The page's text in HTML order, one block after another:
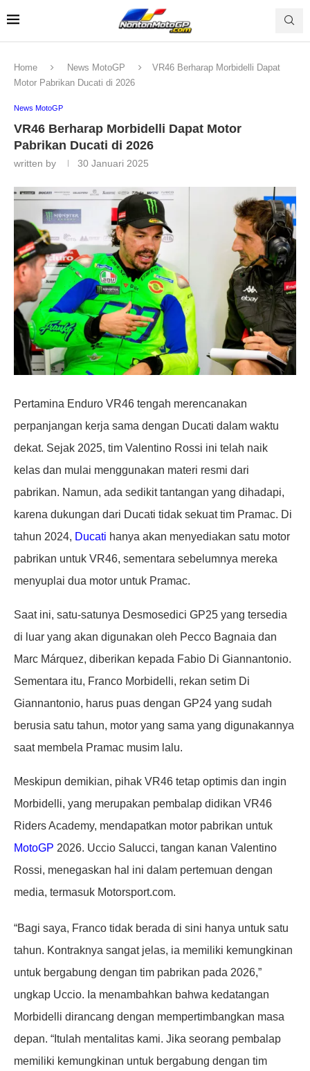
Home News MotoGP
VR46 Berharap Morbidelli Dapat
Motor Pabrikan Ducati di 2026
News MotoGP
VR46 Berharap Morbidelli Dapat Motor
Pabrikan Ducati di 2026
written by 30 Januari 2025
Pertamina Enduro VR46 tengah merencanakan
perpanjangan kerja sama dengan Ducati dalam waktu
dekat. Sejak 2025, tim Valentino Rossi ini telah naik
kelas dan mulai menggunakan materi resmi dari
pabrikan. Namun, ada sedikit tantangan yang dihadapi,
karena dukungan dari Ducati tidak sekuat tim Pramac. Di
tahun 2024, Ducati hanya akan menyediakan satu motor
pabrikan untuk VR46, sementara sebelumnya mereka
menyuplai dua motor untuk Pramac.
Saat ini, satu-satunya Desmosedici GP25 yang tersedia
di luar yang akan digunakan oleh Pecco Bagnaia dan
Marc Márquez, diberikan kepada Fabio Di Giannantonio.
Sementara itu, Franco Morbidelli, rekan setim Di
Giannantonio, harus puas dengan GP24 yang sudah
berusia satu tahun, motor yang sama yang digunakannya
saat membela Pramac musim lalu.
Meskipun demikian, pihak VR46 tetap optimis dan ingin
Morbidelli, yang merupakan pembalap didikan VR46
Riders Academy, mendapatkan motor pabrikan untuk
MotoGP 2026. Uccio Salucci, tangan kanan Valentino
Rossi, menegaskan hal ini dalam pertemuan dengan
media, termasuk Motorsport.com.
“Bagi saya, Franco tidak berada di sini hanya untuk satu
tahun. Kontraknya sangat jelas, ia memiliki kemungkinan
untuk bergabung dengan tim pabrikan pada 2026,”
ungkap Uccio. Ia menambahkan bahwa kedatangan
Morbidelli dirancang dengan mempertimbangkan masa
depan. “Itulah mentalitas kami. Jika seorang pembalap
memiliki kemungkinan untuk bergabung dengan tim